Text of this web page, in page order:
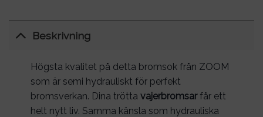
Beskrivning
Högsta kvalitet på detta bromsok från ZOOM
som är semi hydrauliskt för perfekt
bromsverkan. Dina trötta vajerbromsarfår ett
helt nytt liv. Samma känsla som hydrauliska